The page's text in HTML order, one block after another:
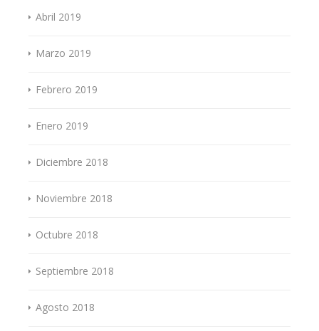
Abril 2019
Marzo 2019
Febrero 2019
Enero 2019
Diciembre 2018
Noviembre 2018
Octubre 2018
Septiembre 2018
Agosto 2018